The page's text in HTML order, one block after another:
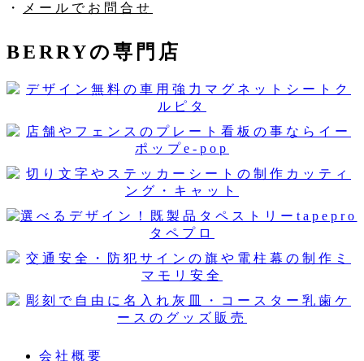
・ メールでお問合せ
BERRYの専門店
会社概要